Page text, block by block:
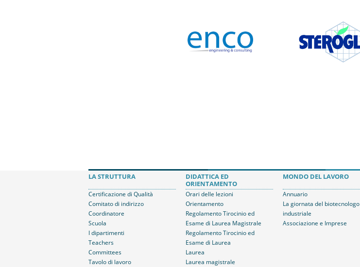
LA STRUTTURA
Certificazione di Qualità
Comitato di indirizzo
Coordinatore
Scuola
I dipartimenti
Teachers
Committees
Tavolo di lavoro
DIDATTICA ED
ORIENTAMENTO
Orari delle lezioni
Orientamento
Regolamento Tirocinio ed
Esame di Laurea Magistrale
Regolamento Tirocinio ed
Esame di Laurea
Laurea
Laurea magistrale
MONDO DEL LAVORO
Annuario
La giornata del biotecnologo
industriale
Associazione e Imprese